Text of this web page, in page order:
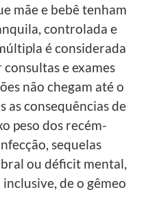
mãe e bebê tenham
controlada e
é considerada
e exames
não chegam até o
as consequências de
peso dos recém-
sequelas
ou déficit mental,
de o gêmeo